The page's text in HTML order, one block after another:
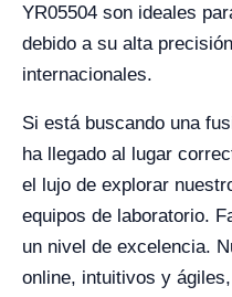
YR05504 son ideales
debido a su alta
internacionales.
Si está buscando una
ha llegado al lugar
el lujo de explorar
equipos de laboratorio.
un nivel de excelencia.
online, intuitivos y